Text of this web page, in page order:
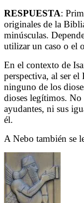
RESPUESTA:
originales de la
minúsculas.
utilizar un caso o el
En el contexto de
perspectiva, al ser
ninguno de los
dioses legítimos. No
ayudantes, ni sus
él.
A Nebo también se